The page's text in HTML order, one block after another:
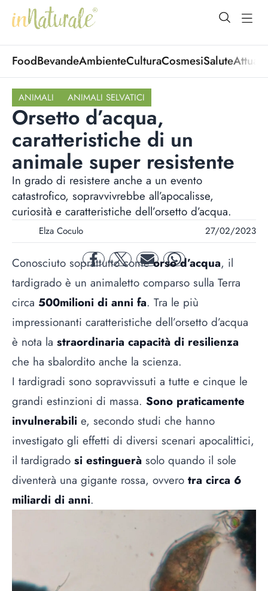
open
FoodBevandeAmbienteCulturaCosmesiSalute
ANIMALI ANIMALI SELVATICI
Orsetto d’acqua,
caratteristiche di un
animale super resistente
In grado di resistere anche a un evento
catastrofico, sopravvivrebbe all’apocalisse,
curiosità e caratteristiche dell’orsetto d’acqua.
Elza Coculo 27/02/2023
facebooktwitter mail whatsapp
Conosciuto soprattutto comeorso d’acqua, il
tardigrado è un animaletto comparso sulla Terra
circa 500milioni di anni fa. Tra le più
impressionanti caratteristiche dell’orsetto d’acqua
è nota la straordinaria capacità di resilienza
che ha sbalordito anche la scienza.
I tardigradi sono sopravvissuti a tutte e cinque le
grandi estinzioni di massa. Sono praticamente
invulnerabili e, secondo studi che hanno
investigato gli effetti di diversi scenari apocalittici,
il tardigrado si estinguerà solo quando il sole
diventerà una gigante rossa, ovvero tra circa 6
miliardi di anni.